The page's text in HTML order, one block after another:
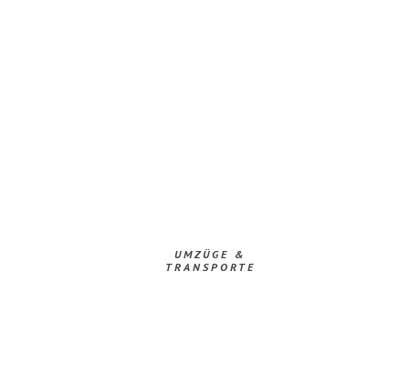
UMZÜGE &
TRANSPORTE